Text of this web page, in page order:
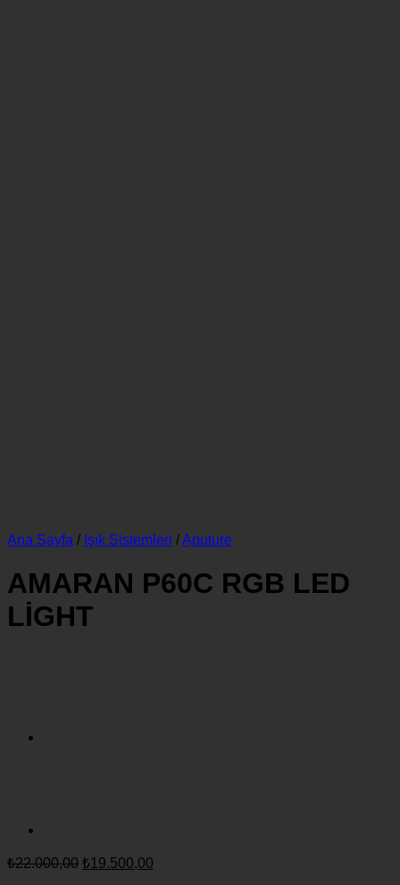
Ana Sayfa / Işık Sistemleri /Aputure
AMARAN P60C RGB LED
LİGHT
₺22.000,00 Orijinal
₺19.500,00